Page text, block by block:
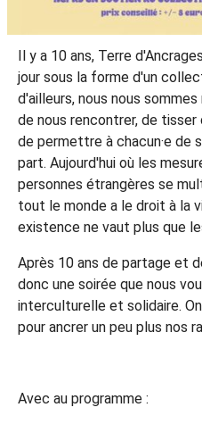
Il y a 10 ans, Terre
jour sous la forme d'un
d'ailleurs, nous nous
de nous rencontrer, de tisser
de permettre à chacun·e de
part. Aujourd'hui où les
personnes étrangères se
tout le monde a le droit à la
existence ne vaut plus que
Après 10 ans de partage et
donc une soirée que nous
interculturelle et solidaire.
pour ancrer un peu plus nos
Avec au programme :